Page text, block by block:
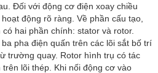
Đối với động cơ điện xoay chiều
động rõ ràng. Về phần cấu tạo,
hai phần chính: stator và rotor.
pha điện quấn trên các lõi sắt bố trí
trường quay. Rotor hình trụ có tác
lõi thép. Khi nối động cơ vào